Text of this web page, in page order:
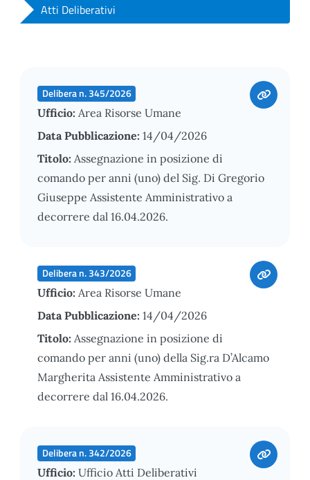
Atti Deliberativi
Delibera n. 345/2026
Ufficio: Area Risorse Umane
Data Pubblicazione: 14/04/2026
Titolo: Assegnazione in posizione di
comando per anni (uno) del Sig. Di Gregorio
Giuseppe Assistente Amministrativo a
decorrere dal 16.04.2026.
Delibera n. 343/2026
Ufficio: Area Risorse Umane
Data Pubblicazione: 14/04/2026
Titolo: Assegnazione in posizione di
comando per anni (uno) della Sig.ra D’Alcamo
Margherita Assistente Amministrativo a
decorrere dal 16.04.2026.
Delibera n. 342/2026
Ufficio: Ufficio Atti Deliberativi